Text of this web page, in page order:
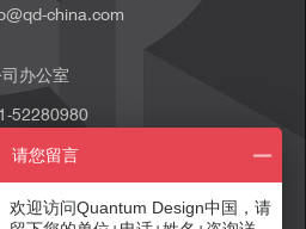
china.com
司办公室
52280980
china.com
办公室
请您留言
欢迎访问Quantum Design中国，请